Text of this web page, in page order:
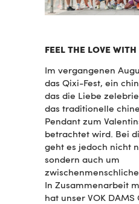
FEEL THE LOVE
Im vergangenen
das Qixi-Fest, ein
das die Liebe
das traditionelle
Pendant zum
betrachtet wird. Bei
geht es jedoch nicht
sondern auch um
In Zusammenarbeit
hat unser VOK DAMS